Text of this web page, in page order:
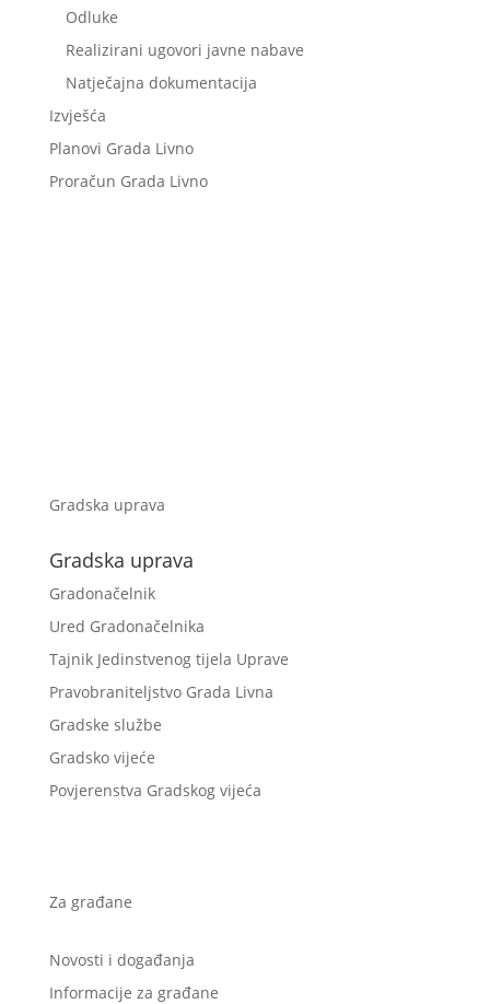
Odluke
Realizirani ugovori javne nabave
Natječajna dokumentacija
Izvješća
Planovi Grada Livno
Proračun Grada Livno
Gradska uprava
Gradska uprava
Gradonačelnik
Ured Gradonačelnika
Tajnik Jedinstvenog tijela Uprave
Pravobraniteljstvo Grada Livna
Gradske službe
Gradsko vijeće
Povjerenstva Gradskog vijeća
Za građane
Novosti i događanja
Informacije za građane